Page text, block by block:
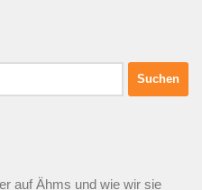
auf Ähms und wie wir sie